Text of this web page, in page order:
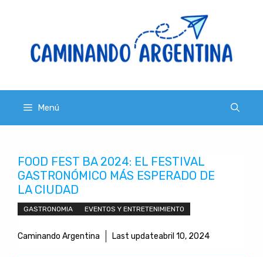
Menú
FOOD FEST BA 2024: EL FESTIVAL
GASTRONÓMICO MÁS ESPERADO DE
LA CIUDAD
GASTRONOMIA EVENTOS Y ENTRETENIMIENTO
Caminando Argentina Last updateabril 10, 2024